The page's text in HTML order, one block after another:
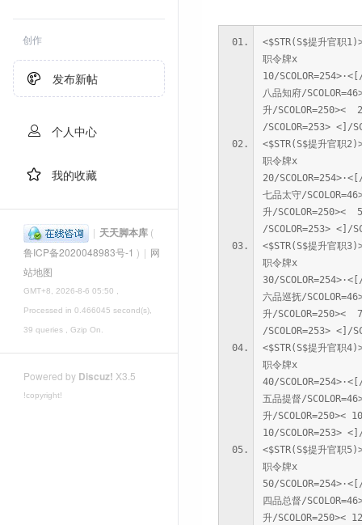
创作
发布新帖
个人中心
我的收藏
| 天天脚本库 (
鲁ICP备2020048983号-1 ) | 网
站地图
GMT+8, 2026-8-6 05:50 ,
Processed in 0.466045 second(s),
39 queries , Gzip On.
Powered by Discuz! X3.5
!copyright!
<$STR(S$提升官职
职令牌x
10/
八品知府/
升/SCOLOR=250><
/SCOLOR=253> <]/
<$STR(S$提升官职
职令牌x
20/
七品太守/
升/SCOLOR=250><
/SCOLOR=253> <]/
<$STR(S$提升官职
职令牌x
30/
六品巡抚/
升/SCOLOR=250><
/SCOLOR=253> <]/
<$STR(S$提升官职
职令牌x
40/
五品提督/
升/SCOLOR=250><
10/SCOLOR=253>
<$STR(S$提升官职
职令牌x
50/
四品总督/
升/SCOLOR=250><